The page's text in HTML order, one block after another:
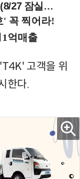
잠실역)
고객을 위
한다.